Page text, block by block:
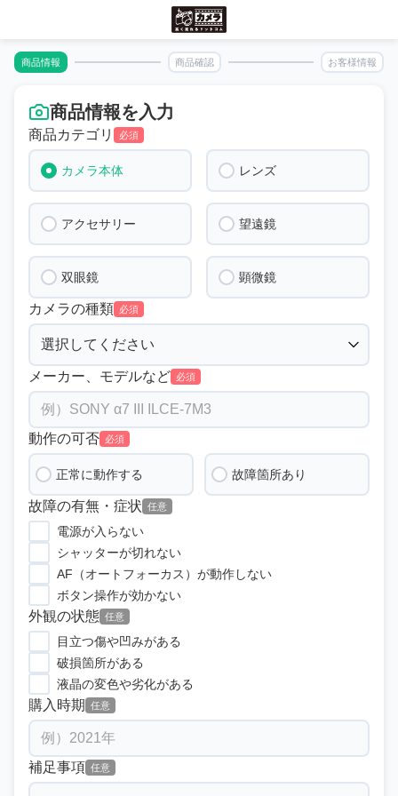
商品情報 商品確認 お客様情報
商品情報を入力
商品カテゴリ 必須
カメラ本体 レンズ
アクセサリー 望遠鏡
双眼鏡 顕微鏡
カメラの種類 必須
メーカー、モデルなど 必須
動作の可否 必須
正常に動作する 故障箇所あり
故障の有無・症状 任意
電源が入らない
シャッターが切れない
AF（オートフォーカス）が動作しない
ボタン操作が効かない
外観の状態 任意
目立つ傷や凹みがある
破損箇所がある
液晶の変色や劣化がある
購入時期 任意
補足事項 任意